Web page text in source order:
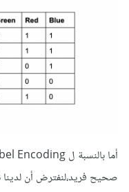
صحيح فريد،لنفترض أن لدينا